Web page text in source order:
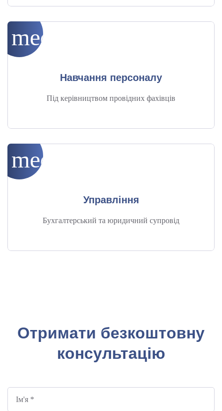
medical_services
Навчання персоналу
Під керівництвом провідних фахівців
medical_services
Управління
Бухгалтерський та юридичний супровід
Отримати безкоштовну
консультацію
Ім'я *